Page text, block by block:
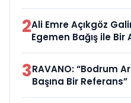
2Ali Emre Açıkgöz
Egemen Bağış ile
3RAVANO: “Bodrum
Başına Bir Referans”